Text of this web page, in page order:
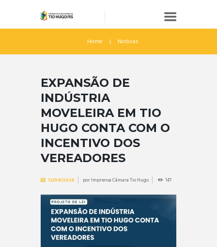
Home Notícias
EXPANSÃO DE
INDÚSTRIA
MOVELEIRA EM TIO
HUGO CONTA COM O
INCENTIVO DOS
VEREADORES
12/09/2025 porImprensa Câmara Tio Hugo 147